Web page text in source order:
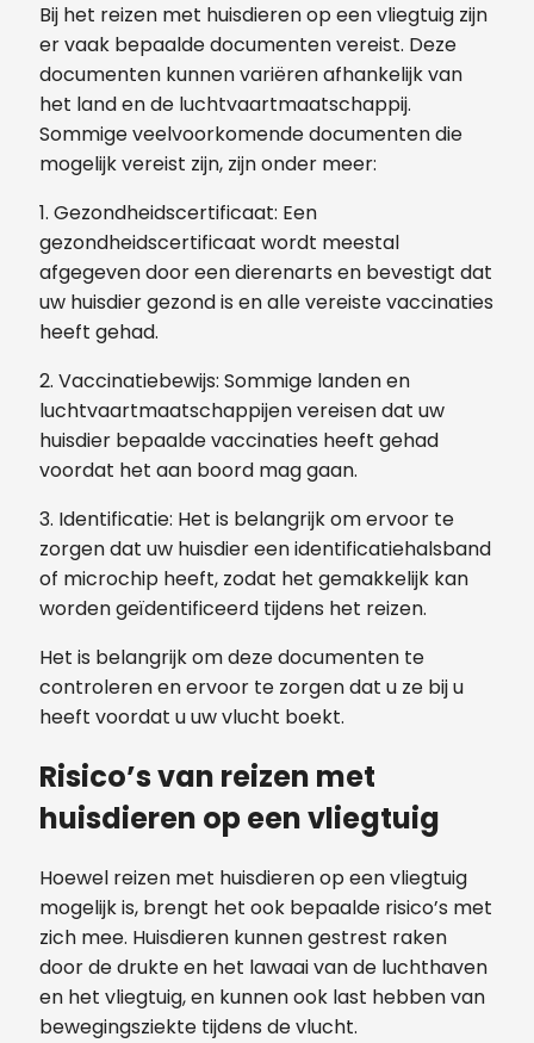
Bij het reizen met huisdieren op een vliegtuig zijn
er vaak bepaalde documenten vereist. Deze
documenten kunnen variëren afhankelijk van
het land en de luchtvaartmaatschappij.
Sommige veelvoorkomende documenten die
mogelijk vereist zijn, zijn onder meer:
1. Gezondheidscertificaat: Een
gezondheidscertificaat wordt meestal
afgegeven door een dierenarts en bevestigt dat
uw huisdier gezond is en alle vereiste vaccinaties
heeft gehad.
2. Vaccinatiebewijs: Sommige landen en
luchtvaartmaatschappijen vereisen dat uw
huisdier bepaalde vaccinaties heeft gehad
voordat het aan boord mag gaan.
3. Identificatie: Het is belangrijk om ervoor te
zorgen dat uw huisdier een identificatiehalsband
of microchip heeft, zodat het gemakkelijk kan
worden geïdentificeerd tijdens het reizen.
Het is belangrijk om deze documenten te
controleren en ervoor te zorgen dat u ze bij u
heeft voordat u uw vlucht boekt.
Risico’s van reizen met
huisdieren op een vliegtuig
Hoewel reizen met huisdieren op een vliegtuig
mogelijk is, brengt het ook bepaalde risico’s met
zich mee. Huisdieren kunnen gestrest raken
door de drukte en het lawaai van de luchthaven
en het vliegtuig, en kunnen ook last hebben van
bewegingsziekte tijdens de vlucht.